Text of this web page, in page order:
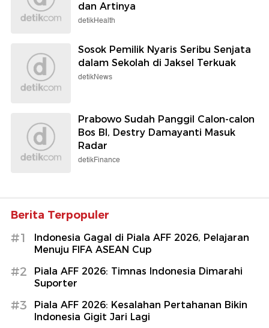
dan Artinya
detikHealth
Sosok Pemilik Nyaris Seribu Senjata
dalam Sekolah di Jaksel Terkuak
detikNews
Prabowo Sudah Panggil Calon-calon
Bos BI, Destry Damayanti Masuk
Radar
detikFinance
Berita Terpopuler
#1
Indonesia Gagal di Piala AFF 2026, Pelajaran
Menuju FIFA ASEAN Cup
#2
Piala AFF 2026: Timnas Indonesia Dimarahi
Suporter
#3
Piala AFF 2026: Kesalahan Pertahanan Bikin
Indonesia Gigit Jari Lagi